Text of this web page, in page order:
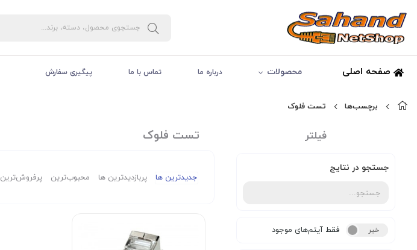
صفحه اصلی محصولات درباره ما تماس با ما پیگیری سفارش
برچسب‌ها تست فلوک
فیلتر
جستجو در نتایج
بله خیر فقط آیتم‌های موجود
تست فلوک
جدیدترین ها پربازدیدترین ها محبوب‌‌ترین پرفروش‌ترین